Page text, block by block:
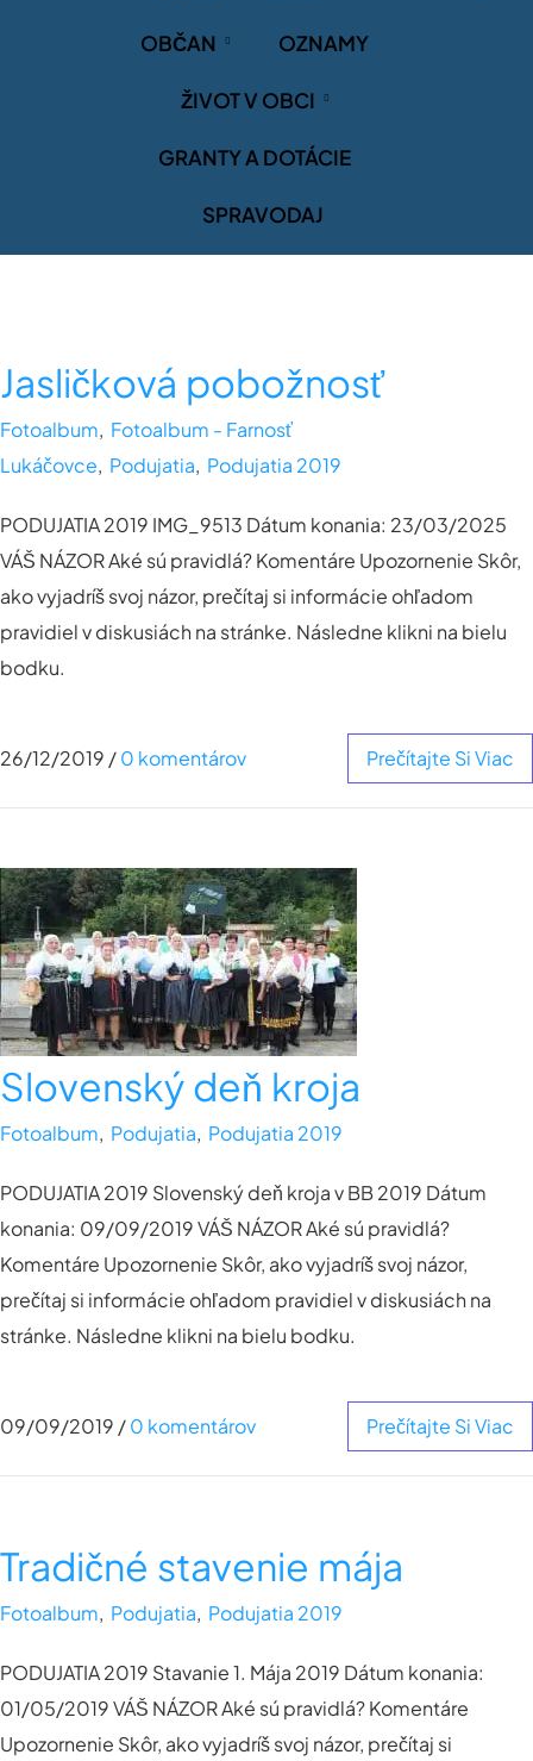
OBČAN OZNAMY
ŽIVOT V OBCI
GRANTY A DOTÁCIE
SPRAVODAJ
Jasličková pobožnosť
Fotoalbum, Fotoalbum - Farnosť
Lukáčovce, Podujatia, Podujatia 2019
PODUJATIA 2019 IMG_9513 Dátum konania: 23/03/2025
VÁŠ NÁZOR Aké sú pravidlá? Komentáre Upozornenie Skôr,
ako vyjadríš svoj názor, prečítaj si informácie ohľadom
pravidiel v diskusiách na stránke. Následne klikni na bielu
bodku.
26/12/2019 /0 komentárov Prečítajte Si Viac
Slovenský deň kroja
Fotoalbum, Podujatia, Podujatia 2019
PODUJATIA 2019 Slovenský deň kroja v BB 2019 Dátum
konania: 09/09/2019 VÁŠ NÁZOR Aké sú pravidlá?
Komentáre Upozornenie Skôr, ako vyjadríš svoj názor,
prečítaj si informácie ohľadom pravidiel v diskusiách na
stránke. Následne klikni na bielu bodku.
09/09/2019 /0 komentárov Prečítajte Si Viac
Tradičné stavenie mája
Fotoalbum, Podujatia, Podujatia 2019
PODUJATIA 2019 Stavanie 1. Mája 2019 Dátum konania:
01/05/2019 VÁŠ NÁZOR Aké sú pravidlá? Komentáre
Upozornenie Skôr, ako vyjadríš svoj názor, prečítaj si